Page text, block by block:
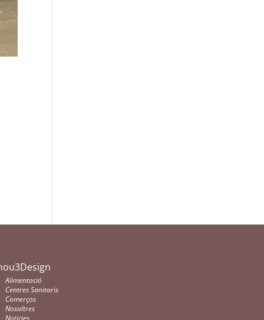
Alimentació
Centres Sanitaris
Comerços
Nosaltres
Noticies